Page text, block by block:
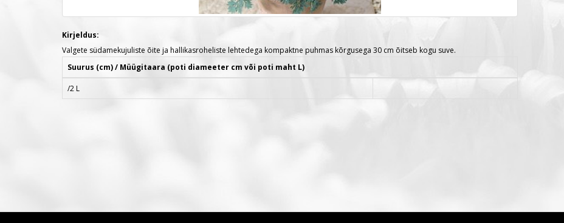
Kirjeldus:
Valgete südamekujuliste õite ja hallikasroheliste lehtedega kompaktne puhmas kõrgusega 30 cm õitseb kogu suve.
Suurus (cm) / Müügitaara (poti diameeter cm või poti maht L)
/2 L